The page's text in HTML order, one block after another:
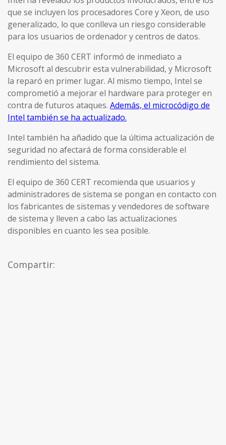
que se incluyen los procesadores Core y Xeon, de uso
generalizado, lo que conlleva un riesgo considerable
para los usuarios de ordenador y centros de datos.
El equipo de 360 CERT informó de inmediato a
Microsoft al descubrir esta vulnerabilidad, y Microsoft
la reparó en primer lugar. Al mismo tiempo, Intel se
comprometió a mejorar el hardware para proteger en
contra de futuros ataques. Además, el microcódigo de
Intel también se ha actualizado.
Intel también ha añadido que la última actualización de
seguridad no afectará de forma considerable el
rendimiento del sistema.
El equipo de 360 CERT recomienda que usuarios y
administradores de sistema se pongan en contacto con
los fabricantes de sistemas y vendedores de software
de sistema y lleven a cabo las actualizaciones
disponibles en cuanto les sea posible.
Compartir: